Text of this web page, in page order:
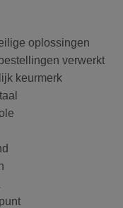
oplossingen
verwerkt
keurmerk